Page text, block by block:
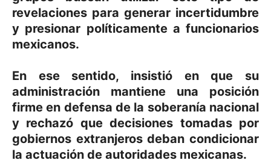
revelaciones para generar incertidumbre
y presionar políticamente a funcionarios
mexicanos.
En ese sentido, insistió en que su
administración mantiene una posición
firme en defensa de la soberanía nacional
y rechazó que decisiones tomadas por
gobiernos extranjeros deban condicionar
la actuación de autoridades mexicanas.